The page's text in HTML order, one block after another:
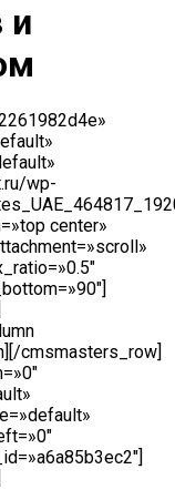
и
wp-
center»
cmsmasters_row]